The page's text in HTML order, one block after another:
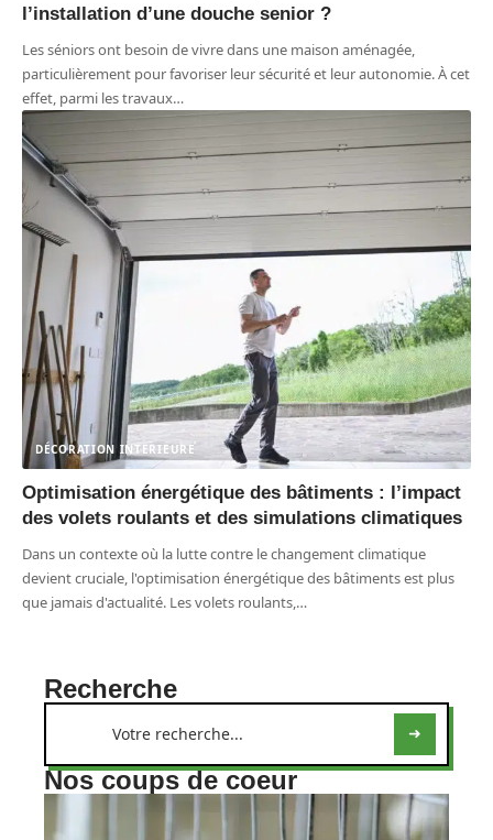
l’installation d’une douche senior ?
Les séniors ont besoin de vivre dans une maison aménagée,
particulièrement pour favoriser leur sécurité et leur autonomie. À cet
effet, parmi les travaux…
DÉCORATION INTERIEURE
Optimisation énergétique des bâtiments : l’impact
des volets roulants et des simulations climatiques
Dans un contexte où la lutte contre le changement climatique
devient cruciale, l'optimisation énergétique des bâtiments est plus
que jamais d'actualité. Les volets roulants,…
Recherche
Nos coups de coeur